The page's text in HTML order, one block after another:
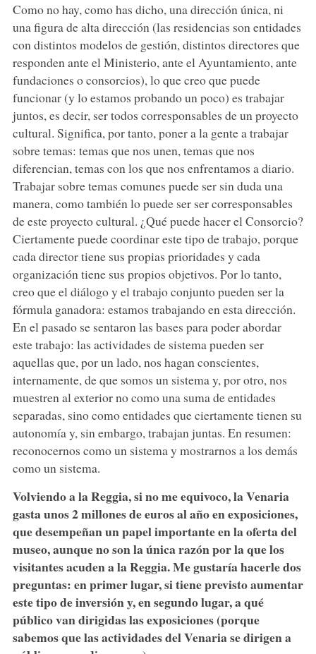
Como no hay, como has dicho, una dirección única, ni
una figura de alta dirección (las residencias son entidades
con distintos modelos de gestión, distintos directores que
responden ante el Ministerio, ante el Ayuntamiento, ante
fundaciones o consorcios), lo que creo que puede
funcionar (y lo estamos probando un poco) es trabajar
juntos, es decir, ser todos corresponsables de un proyecto
cultural. Significa, por tanto, poner a la gente a trabajar
sobre temas: temas que nos unen, temas que nos
diferencian, temas con los que nos enfrentamos a diario.
Trabajar sobre temas comunes puede ser sin duda una
manera, como también lo puede ser ser corresponsables
de este proyecto cultural. ¿Qué puede hacer el Consorcio?
Ciertamente puede coordinar este tipo de trabajo, porque
cada director tiene sus propias prioridades y cada
organización tiene sus propios objetivos. Por lo tanto,
creo que el diálogo y el trabajo conjunto pueden ser la
fórmula ganadora: estamos trabajando en esta dirección.
En el pasado se sentaron las bases para poder abordar
este trabajo: las actividades de sistema pueden ser
aquellas que, por un lado, nos hagan conscientes,
internamente, de que somos un sistema y, por otro, nos
muestren al exterior no como una suma de entidades
separadas, sino como entidades que ciertamente tienen su
autonomía y, sin embargo, trabajan juntas. En resumen:
reconocernos como un sistema y mostrarnos a los demás
como un sistema.
Volviendo a la Reggia, si no me equivoco, la Venaria
gasta unos 2 millones de euros al año en exposiciones,
que desempeñan un papel importante en la oferta del
museo, aunque no son la única razón por la que los
visitantes acuden a la Reggia. Me gustaría hacerle dos
preguntas: en primer lugar, si tiene previsto aumentar
este tipo de inversión y, en segundo lugar, a qué
público van dirigidas las exposiciones (porque
sabemos que las actividades del Venaria se dirigen a